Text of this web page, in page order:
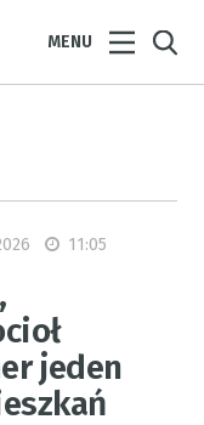
MENU
11:05
jeden